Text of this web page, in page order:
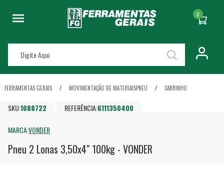
0
FERRAMENTAS GERAIS MOVIMENTAÇÃO DE MATERIAISPNEU CARRINHO
SKU:1088722 REFERÊNCIA:6111350400
MARCA:VONDER
Pneu 2 Lonas 3,50x4" 100kg - VONDER